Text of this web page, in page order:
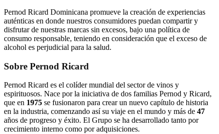
Pernod Ricard Dominicana promueve la creación de experiencias
auténticas en donde nuestros consumidores puedan compartir y
disfrutar de nuestras marcas sin excesos, bajo una política de
consumo responsable, teniendo en consideración que el exceso de
alcohol es perjudicial para la salud.
Sobre Pernod Ricard
Pernod Ricard es el colíder mundial del sector de vinos y
espirituosos. Nace por la iniciativa de dos familias Pernod y Ricard,
que en 1975 se fusionaron para crear un nuevo capítulo de historia
en la industria, comenzando así su viaje en el mundo y más de 47
años de progreso y éxito. El Grupo se ha desarrollado tanto por
crecimiento interno como por adquisiciones.